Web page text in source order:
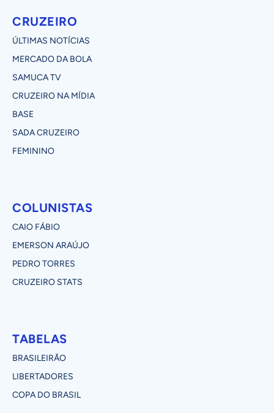
CRUZEIRO
ÚLTIMAS NOTÍCIAS
MERCADO DA BOLA
SAMUCA TV
CRUZEIRO NA MÍDIA
BASE
SADA CRUZEIRO
FEMININO
COLUNISTAS
CAIO FÁBIO
EMERSON ARAÚJO
PEDRO TORRES
CRUZEIRO STATS
TABELAS
BRASILEIRÃO
LIBERTADORES
COPA DO BRASIL